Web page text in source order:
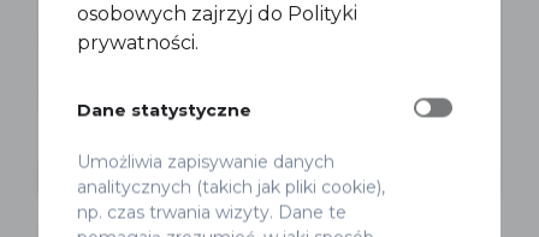
osobowych zajrzyj do Polityki
prywatności.
Dane statystyczne
Umożliwia zapisywanie danych
analitycznych (takich jak pliki cookie),
np. czas trwania wizyty. Dane te